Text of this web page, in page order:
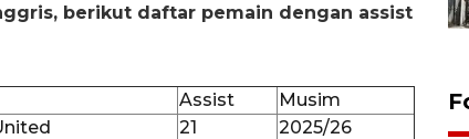
berikut daftar pemain dengan assist
Assist
Musim
21
2025/26